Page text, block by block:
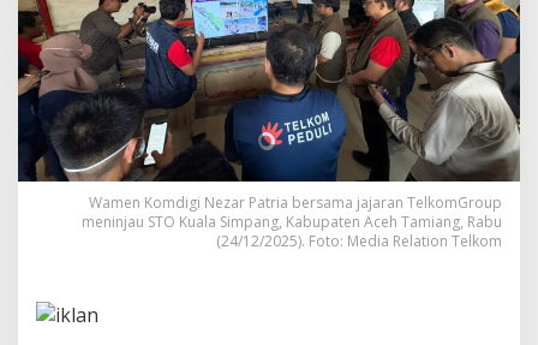
k
C
e
p
a
t
T
l
k
o
Wamen Komdigi Nezar Patria bersama jajaran TelkomGroup
meninjau STO Kuala Simpang, Kabupaten Aceh Tamiang, Rabu
(24/12/2025). Foto: Media Relation Telkom